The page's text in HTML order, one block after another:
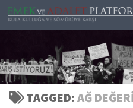
Skip to content
TAGGED:AĞ DEĞERI